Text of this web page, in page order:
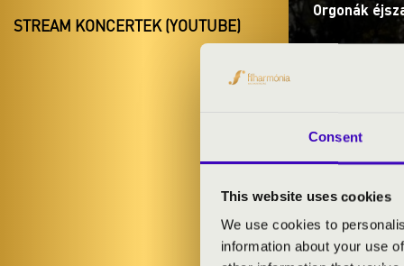
Consent
This website uses cookies
We use cookies to
information about your use
STREAM KONCERTEK (YOUTUBE)
Orgonák
A Kispesti